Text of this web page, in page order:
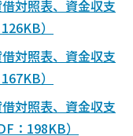
対照表、資金収支
）
対照表、資金収支
）
対照表、資金収支
：198KB）